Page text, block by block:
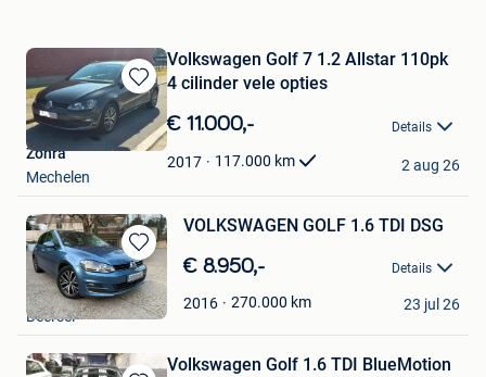
Bewaren
in
Mijn
Favorieten
Volkswagen Golf 7 1.2 Allstar 110pk
4 cilinder vele opties
€ 11.000,- Details
2017 117.000 km
Zohra
Mechelen
2 aug 26
Bewaren
in
Mijn
Favorieten
VOLKSWAGEN GOLF 1.6 TDI DSG
€ 8.950,- Details
2016 270.000 km
A&Y Business
Beersel
23 jul 26
Volkswagen Golf 1.6 TDI BlueMotion